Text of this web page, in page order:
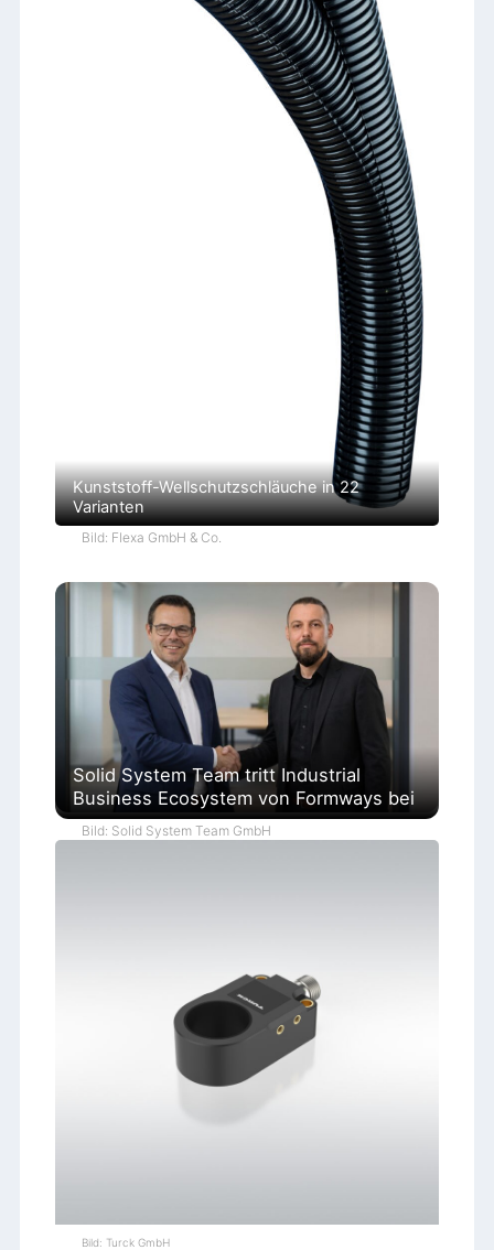
Kunststoff-Wellschutzschläuche in 22
Varianten
Bild: Flexa GmbH & Co.
Solid System Team tritt Industrial
Business Ecosystem von Formways bei
Bild: Solid System Team GmbH
Bild: Turck GmbH